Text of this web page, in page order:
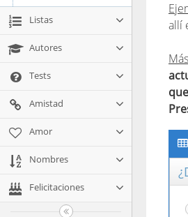
Listas
Autores
Tests
Amistad
Amor
Nombres
Felicitaciones
allí